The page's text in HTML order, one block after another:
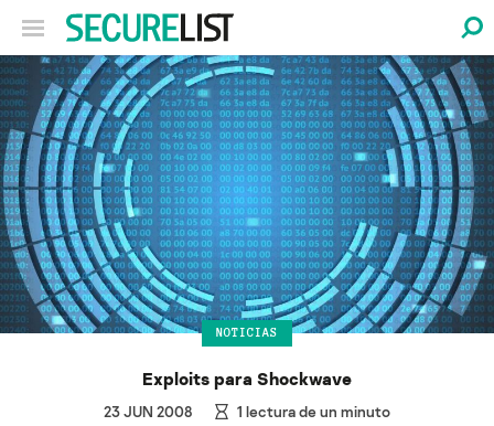
NOTICIAS
Exploits para Shockwave
23 JUN 2008 1 lectura de un minuto